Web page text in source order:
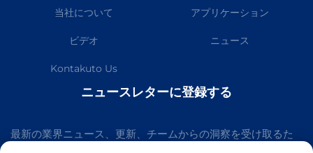
当社について アプリケーション
ビデオ ニュース
Kontakuto Us
ニュースレターに登録する
最新の業界ニュース、更新、チームからの洞察を受け取るた